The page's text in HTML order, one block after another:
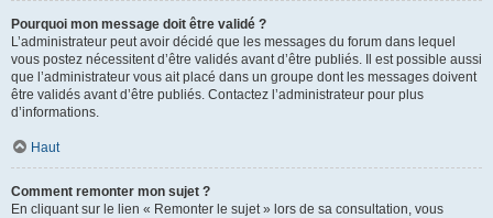
Pourquoi mon message doit être validé ?
L’administrateur peut avoir décidé que les messages du forum dans lequel
vous postez nécessitent d’être validés avant d’être publiés. Il est possible aussi
que l’administrateur vous ait placé dans un groupe dont les messages doivent
être validés avant d’être publiés. Contactez l’administrateur pour plus
d’informations.
Haut
Comment remonter mon sujet ?
En cliquant sur le lien « Remonter le sujet » lors de sa consultation, vous